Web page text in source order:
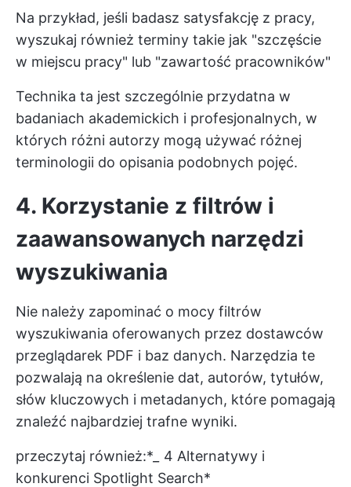
Na przykład, jeśli badasz satysfakcję z pracy,
wyszukaj również terminy takie jak "szczęście
w miejscu pracy" lub "zawartość pracowników"
Technika ta jest szczególnie przydatna w
badaniach akademickich i profesjonalnych, w
których różni autorzy mogą używać różnej
terminologii do opisania podobnych pojęć.
4. Korzystanie z filtrów i
zaawansowanych narzędzi
wyszukiwania
Nie należy zapominać o mocy filtrów
wyszukiwania oferowanych przez dostawców
przeglądarek PDF i baz danych. Narzędzia te
pozwalają na określenie dat, autorów, tytułów,
słów kluczowych i metadanych, które pomagają
znaleźć najbardziej trafne wyniki.
przeczytaj również:*
4 Alternatywy i
konkurenci Spotlight Search*